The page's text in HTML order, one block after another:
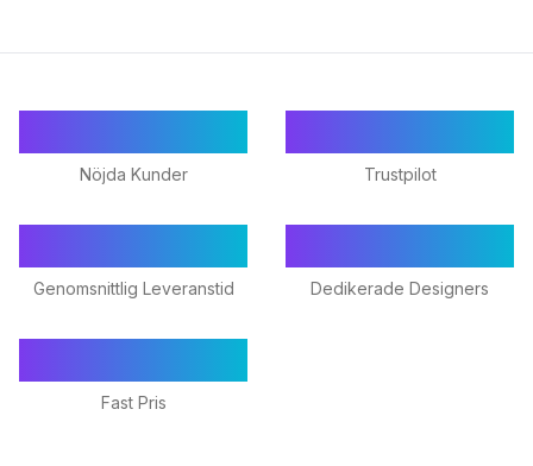
Nöjda Kunder Trustpilot
Genomsnittlig Leveranstid Dedikerade Designers
Fast Pris